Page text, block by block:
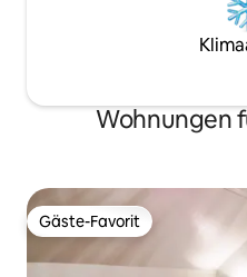
Wohnungen
Gäste-Favorit
Gäste-Favorit